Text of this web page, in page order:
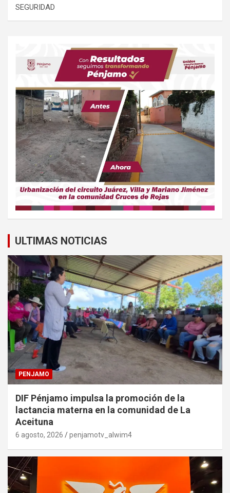
SEGURIDAD
ULTIMAS NOTICIAS
PENJAMO
DIF Pénjamo impulsa la promoción de la
lactancia materna en la comunidad de La
Aceituna
6 agosto, 2026 penjamotv_alwim4